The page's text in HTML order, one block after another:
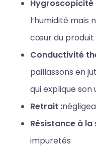
Hygroscopicité
l’humidité mais
cœur du produit
Conductivité
paillassons en
qui explique son
Retrait :
Résistance à la
impuretés